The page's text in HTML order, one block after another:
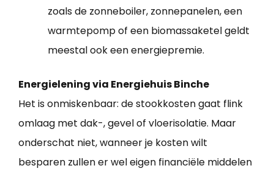
zoals de zonneboiler, zonnepanelen, een
warmtepomp of een biomassaketel geldt
meestal ook een energiepremie.
Energielening via Energiehuis Binche
Het is onmiskenbaar: de stookkosten gaat flink
omlaag met dak-, gevel of vloerisolatie. Maar
onderschat niet, wanneer je kosten wilt
besparen zullen er wel eigen financiële middelen